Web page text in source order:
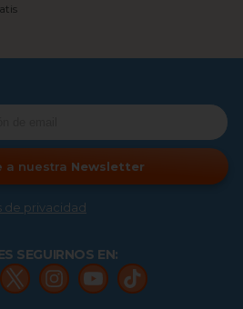
a nuestra Newsletter
de privacidad
SEGUIRNOS EN: